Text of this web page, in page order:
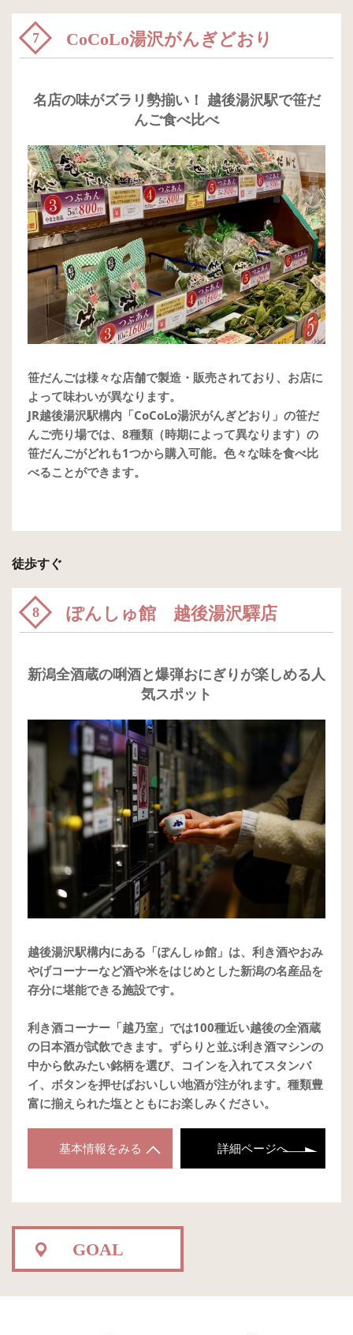
7 CoCoLo湯沢がんぎどおり
名店の味がズラリ勢揃い！ 越後湯沢駅で笹だ
んご食べ比べ
笹だんごは様々な店舗で製造・販売されており、お店に
よって味わいが異なります。
JR越後湯沢駅構内「CoCoLo湯沢がんぎどおり」の笹だ
んご売り場では、8種類（時期によって異なります）の
笹だんごがどれも1つから購入可能。色々な味を食べ比
べることができます。
徒歩すぐ
8 ぽんしゅ館 越後湯沢驛店
新潟全酒蔵の唎酒と爆弾おにぎりが楽しめる人
気スポット
越後湯沢駅構内にある「ぽんしゅ館」は、利き酒やおみ
やげコーナーなど酒や米をはじめとした新潟の名産品を
存分に堪能できる施設です。
利き酒コーナー「越乃室」では100種近い越後の全酒蔵
の日本酒が試飲できます。ずらりと並ぶ利き酒マシンの
中から飲みたい銘柄を選び、コインを入れてスタンバ
イ、ボタンを押せばおいしい地酒が注がれます。種類豊
富に揃えられた塩とともにお楽しみください。
基本情報をみる 詳細ページへ
GOAL